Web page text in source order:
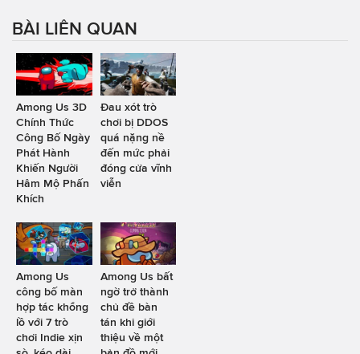
BÀI LIÊN QUAN
Among Us 3D
Chính Thức
Công Bố Ngày
Phát Hành
Khiến Người
Hâm Mộ Phấn
Khích
Đau xót trò
chơi bị DDOS
quá nặng nề
đến mức phải
đóng cửa vĩnh
viễn
Among Us
công bố màn
hợp tác khổng
lồ với 7 trò
chơi Indie xịn
Among Us bất
ngờ trở thành
chủ đề bàn
tán khi giới
thiệu về một